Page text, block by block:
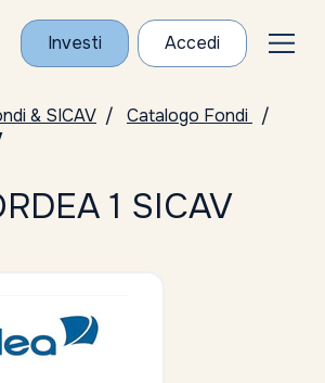
Investi Accedi
& SICAV
Catalogo Fondi
1 SICAV